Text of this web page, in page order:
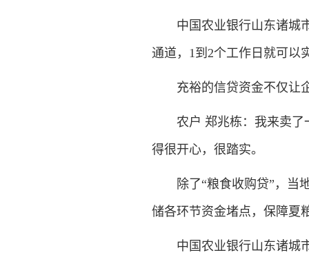
中国农业银行山东诸城市
通道，1到2个工作日就可以
充裕的信贷资金不仅让企
农户 郑兆栋：我来卖了一
得很开心，很踏实。
除了“粮食收购贷”，当地
储各环节资金堵点，保障夏
中国农业银行山东诸城市